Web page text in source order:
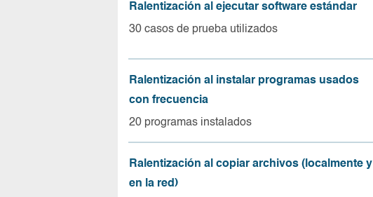
Ralentización al ejecutar software estándar
30 casos de prueba utilizados
Ralentización al instalar programas usados
con frecuencia
20 programas instalados
Ralentización al copiar archivos (localmente y
en la red)